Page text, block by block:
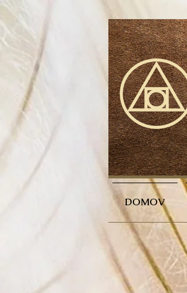
DOMOV